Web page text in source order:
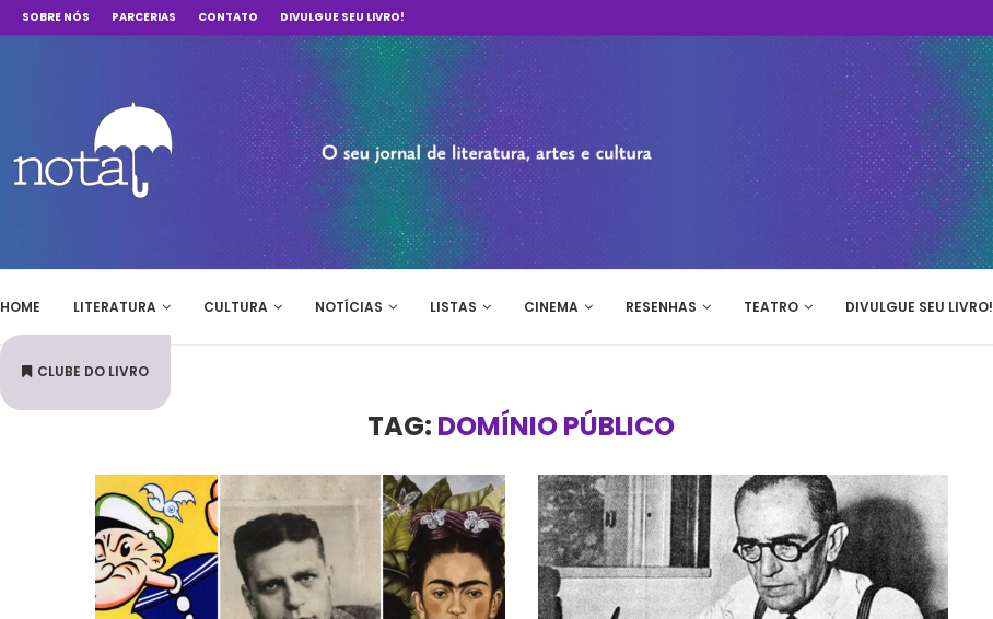
SOBRE NÓS PARCERIAS CONTATO DIVULGUE SEU LIVRO!
HOME LITERATURA CULTURA NOTÍCIAS LISTAS CINEMA RESENHAS TEATRO DIVULGUE SEU LIVRO!
CLUBE DO LIVRO
TAG: DOMÍNIO PÚBLICO